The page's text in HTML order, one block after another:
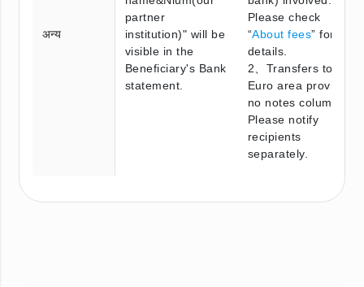
अन्य
partner
institution)" will be
visible in the
Beneficiary's Bank
statement.
Please check
“About fees” for
details.
2、Transfers to
Euro area provide
no notes column.
Please notify
recipients
separately.